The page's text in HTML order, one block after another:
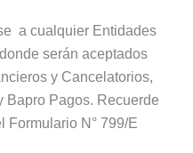
a cualquier Entidades
serán aceptados
y Cancelatorios,
Bapro Pagos. Recuerde
Formulario N° 799/E